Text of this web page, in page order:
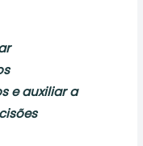
e auxiliar a